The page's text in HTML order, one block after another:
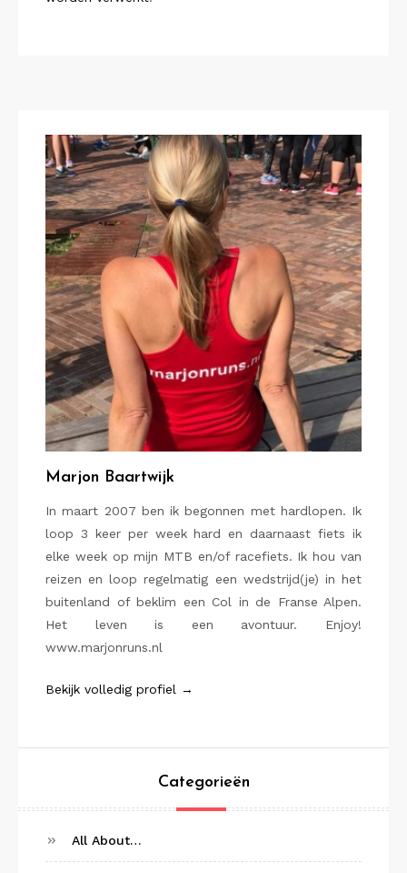
Marjon Baartwijk
In maart 2007 ben ik begonnen met hardlopen. Ik
loop 3 keer per week hard en daarnaast fiets ik
elke week op mijn MTB en/of racefiets. Ik hou van
reizen en loop regelmatig een wedstrijd(je) in het
buitenland of beklim een Col in de Franse Alpen.
Het leven is een avontuur. Enjoy!
www.marjonruns.nl
Bekijk volledig profiel →
Categorieën
All About…